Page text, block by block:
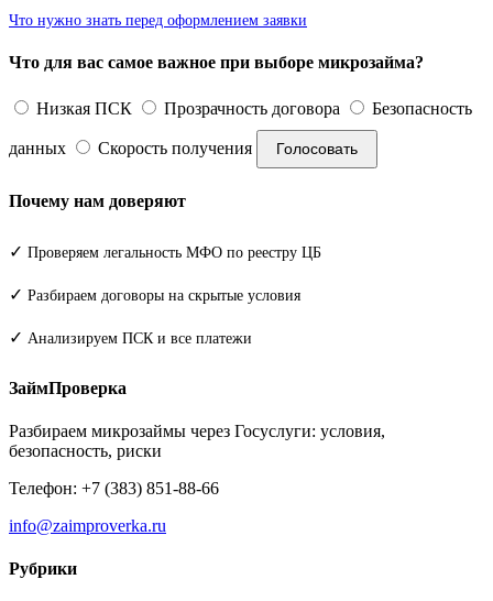
Что нужно знать перед оформлением заявки
Что для вас самое важное при выборе микрозайма?
Низкая ПСК Прозрачность договора Безопасность
данных Скорость получения Голосовать
Почему нам доверяют
✓ Проверяем легальность МФО по реестру ЦБ
✓ Разбираем договоры на скрытые условия
✓ Анализируем ПСК и все платежи
ЗаймПроверка
Разбираем микрозаймы через Госуслуги: условия,
безопасность, риски
Телефон: +7 (383) 851-88-66
info@zaimproverka.ru
Рубрики